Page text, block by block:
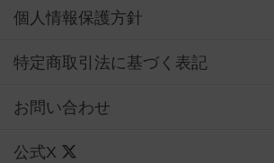
個人情報保護方針
特定商取引法に基づく表記
お問い合わせ
公式X